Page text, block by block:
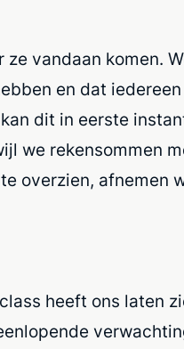
vandaan komen.
en dat
dit in eerste
we rekensommen
overzien, afnemen
heeft ons laten